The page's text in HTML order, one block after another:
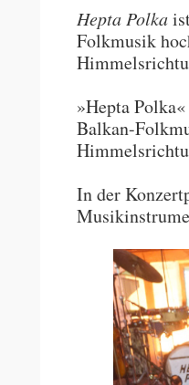
Hepta Polka
Folkmusik
»Hepta
Balkan-
In der